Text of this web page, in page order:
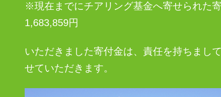
※現在までにチアリング基金へ寄せられた
1,683,859円
いただきました寄付金は、責任を持ちまし
せていただきます。